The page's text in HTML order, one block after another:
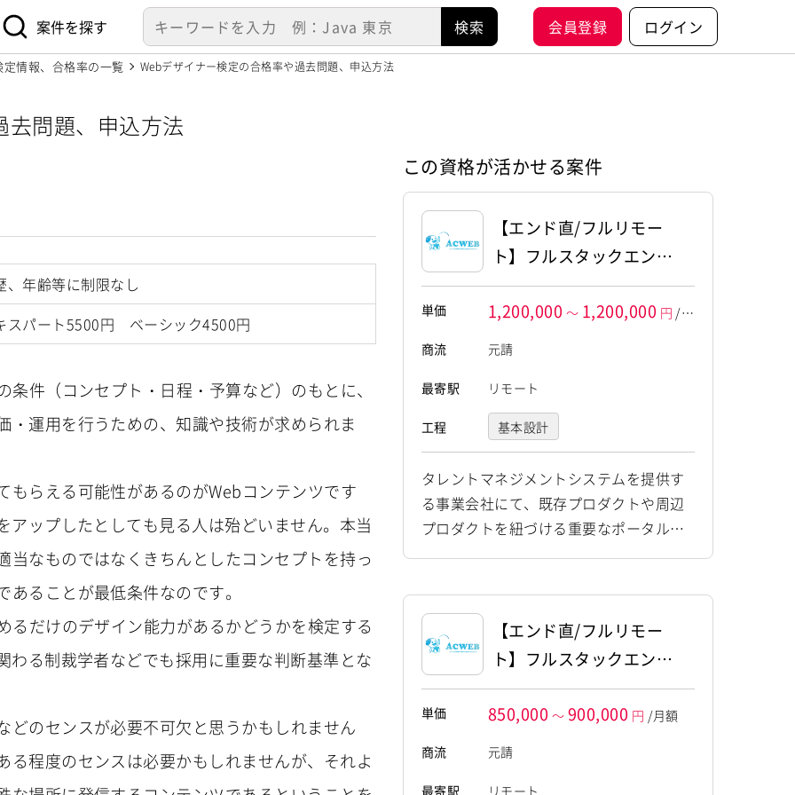
案件を探す 会員登録 ログイン
情報、合格率の一覧 Webデザイナー検定の合格率や過去問題、申込方法
去問題、申込方法
、年齢等に制限なし
スパート5500円 ベーシック4500円
件（コンセプト・日程・予算など）のもとに、
運用を行うための、知識や技術が求められま
らえる可能性があるのがWebコンテンツです
ップしたとしても見る人は殆どいません。本当
なものではなくきちんとしたコンセプトを持っ
ることが最低条件なのです。
だけのデザイン能力があるかどうかを検定する
る制裁学者などでも採用に重要な判断基準とな
のセンスが必要不可欠と思うかもしれません
程度のセンスは必要かもしれませんが、それよ
この資格が活かせる案件
【エンド直/フルリモー
ト】フルスタックエンジ
ニア募集（Go×React）
単価 1,200,000 ～ 1,200,000 円 /月
商流 元請
最寄駅 リモート
工程 基本設計
テスト 運用・保守
タレントマネジメントシステムを提供す
る事業会社にて、既存プロダクトや周辺
プロダクトを紐づける重要なポータル機
能の新規開発に携わっていただきます。
ており、フロントエンドとバックエンド
の領域を区別せず、機能単位で一気通貫
して開発を担当していただきます。 ま
た、開発現場ではモダンなSpec駆動開発
を取り入れています。 PdMがリポジトリ
上のMSファイルで詳細...
【エンド直/フルリモー
ト】フルスタックエンジ
ニア募集（Go×Next.js）
単価 850,000 ～ 900,000 円 /月額
商流 元請
最寄駅 リモート